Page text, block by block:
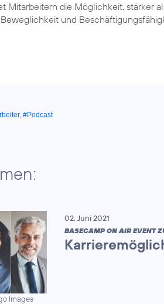
Mitarbeitern die Möglichkeit, stärker
und
, #Podcast
Images
02. Juni 2021
BASECAMP ON AIR EVENT